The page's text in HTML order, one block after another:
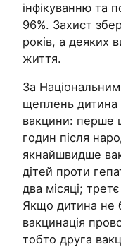
інфікуванню та
96%. Захист
років, а деяких
життя.
За
щеплень дитина
вакцини: перше
годин після
якнайшвидше
дітей проти
два місяці;
Якщо дитина не
вакцинація
тобто друга